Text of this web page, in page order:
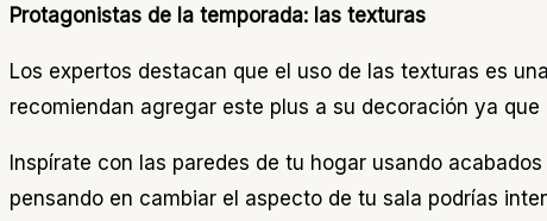
Protagonistas de la temporada: las texturas
Los expertos destacan que el uso de las texturas es
recomiendan agregar este plus a su decoración ya
Inspírate con las paredes de tu hogar usando
pensando en cambiar el aspecto de tu sala podrías